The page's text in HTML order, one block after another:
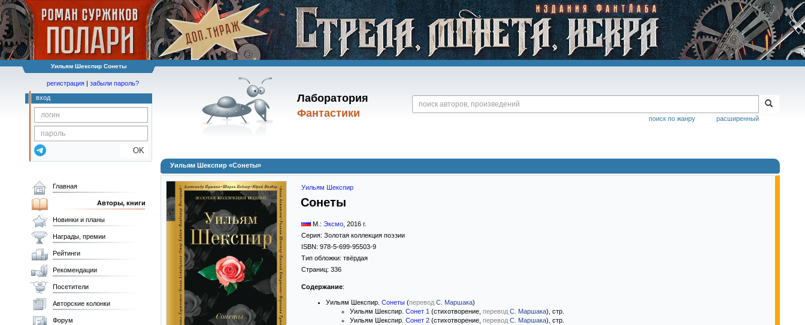
Уильям Шекспир Сонеты
Лаборатория
Фантастики
расширенный
поиск по жанру
регистрация | забыли пароль?
вход
OK
Уильям Шекспир «Сонеты»
Уильям Шекспир
Сонеты
М.: Эксмо 2016 г.
Серия: Золотая коллекция поэзии
ISBN: 978-5-699-95503-9
Тип обложки: твёрдая
Страниц: 336
Содержание:
Уильям Шекспир. Сонеты (перевод С. Маршака)
Уильям Шекспир. Сонет 1 (стихотворение, перевод С. Маршака), стр.
Уильям Шекспир. Сонет 2 (стихотворение, перевод С. Маршака), стр.
Главная
Авторы, книги
Новинки и планы
Награды, премии
Рейтинги
Рекомендации
Посетители
Авторские колонки
Форум